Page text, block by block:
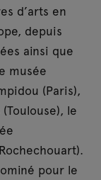
d’arts en
depuis
ainsi que
musée
(Paris),
le
pour le